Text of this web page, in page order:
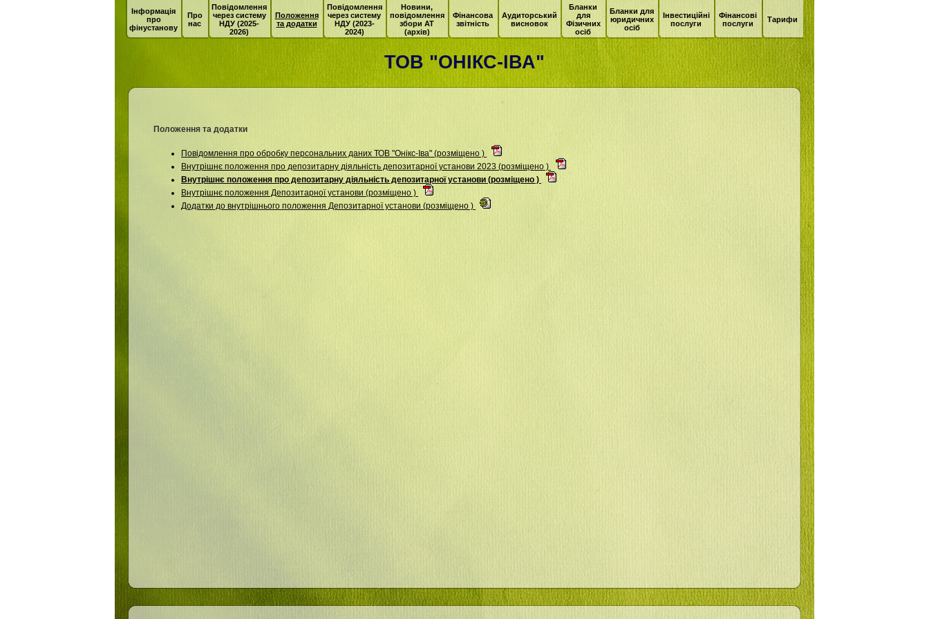
Інформація
про
фінустанову
Про
нас
Повідомлення
через систему
НДУ (2025-
2026)
Положення
та додатки
Повідомлення
через систему
НДУ (2023-
2024)
Новини,
повідомлення
збори АТ
(архів)
Фінансова
звітність
Аудиторський
висновок
Бланки
для
Фізичних
осіб
Бланки для
юридичних
осіб
Інвестиційні
послуги
Фінансові
послуги
Тарифи
ТОВ "ОНІКС-ІВА"
Положення та додатки
Повідомлення про обробку персональних даних ТОВ "Онікс-Іва" (розміщено )
Внутрішнє положення про депозитарну діяльність депозитарної установи 2023 (розміщено )
Внутрішнє положення про депозитарну діяльність депозитарної установи (розміщено )
Внутрішнє положення Депозитарної установи (розміщено )
Додатки до внутрішнього положення Депозитарної установи (розміщено )